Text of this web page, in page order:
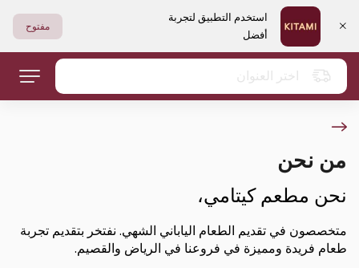
استخدم التطبيق لتجربة
أفضل
مفتوح
اختر العنوان
من نحن
نحن مطعم كيتامي،
متخصصون في تقديم الطعام الياباني الشهي. نفتخر بتقديم تجربة
طعام فريدة ومميزة في فروعنا في الرياض والقصيم.